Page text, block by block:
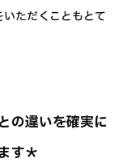
ただくこともとて
の違いを確実に
す＊